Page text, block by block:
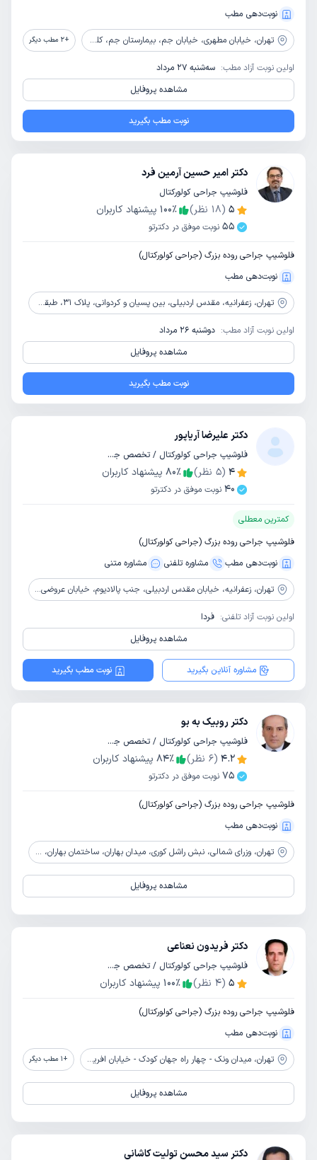
نوبت‌دهی مطب
تهران، خیابان مطهری، خیابان جم، بیمارستان جم، کلینیک بیمارستان جم +
2 مطب دیگر
اولین نوبت آزاد مطب: سه‌شنبه 27 مرداد
مشاهده پروفایل
نوبت مطب بگیرید
دکتر امیر حسین آرمین فرد
فلوشیپ جراحی کولورکتال
5
(
18 نظر) 100٪
پیشنهاد کاربران
55 نوبت موفق در دکترتو
فلوشیپ جراحی روده بزرگ (جراحی کولورکتال)
نوبت‌دهی مطب
تهران، زعفرانیه، مقدس اردبیلی، بین پسیان و کردوانی، پلاک 31، طبقه پنجم شمالی، واحد 27
اولین نوبت آزاد مطب: دوشنبه 26 مرداد
مشاهده پروفایل
نوبت مطب بگیرید
دکتر علیرضا آریاپور
فلوشیپ جراحی کولورکتال / تخصص جراحی عمومی
4
(
5 نظر) 80٪
پیشنهاد کاربران
40 نوبت موفق در دکترتو
کمترین معطلی
فلوشیپ جراحی روده بزرگ (جراحی کولورکتال)
نوبت‌دهی مطب
مشاوره‌ تلفنی مشاوره‌ متنی
تهران، زعفرانیه، خیابان مقدس اردبیلی، جنب پالادیوم، خیابان عروضی، خیابان بهمن شمالی، پلاک 6
اولین نوبت آزاد تلفنی: فردا
مشاهده پروفایل
مشاوره آنلاین بگیرید نوبت مطب بگیرید
دکتر روبیک به بو
فلوشیپ جراحی کولورکتال / تخصص جراحی عمومی
4.2
(
6 نظر) 84٪
پیشنهاد کاربران
75 نوبت موفق در دکترتو
فلوشیپ جراحی روده بزرگ (جراحی کولورکتال)
نوبت‌دهی مطب
تهران، وزرای شمالی، نبش راشل کوری، میدان بهاران، ساختمان بهاران، طبقه اول، واحد 8
مشاهده پروفایل
دکتر فریدون نعناعی
فلوشیپ جراحی کولورکتال / تخصص جراحی عمومی
5
(
4 نظر) 100٪ پیشنهاد کاربران
فلوشیپ جراحی روده بزرگ (جراحی کولورکتال)
نوبت‌دهی مطب
تهران، میدان ونک - چهار راه جهان کودک - خیابان افریقا - کوچه قربانی (کوچه 21 گاندی جنوبی) - پلاک 11 - واحد 9 +
1 مطب دیگر
مشاهده پروفایل
دکتر سید محسن تولیت کاشانی